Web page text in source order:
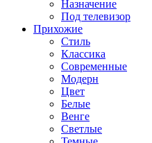
Назначение
Под телевизор
Прихожие
Стиль
Классика
Современные
Модерн
Цвет
Белые
Венге
Светлые